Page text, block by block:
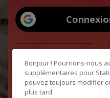
Bonjour ! Pourrions-nous
supplémentaires pour
pouvez toujours modifier
plus tard.